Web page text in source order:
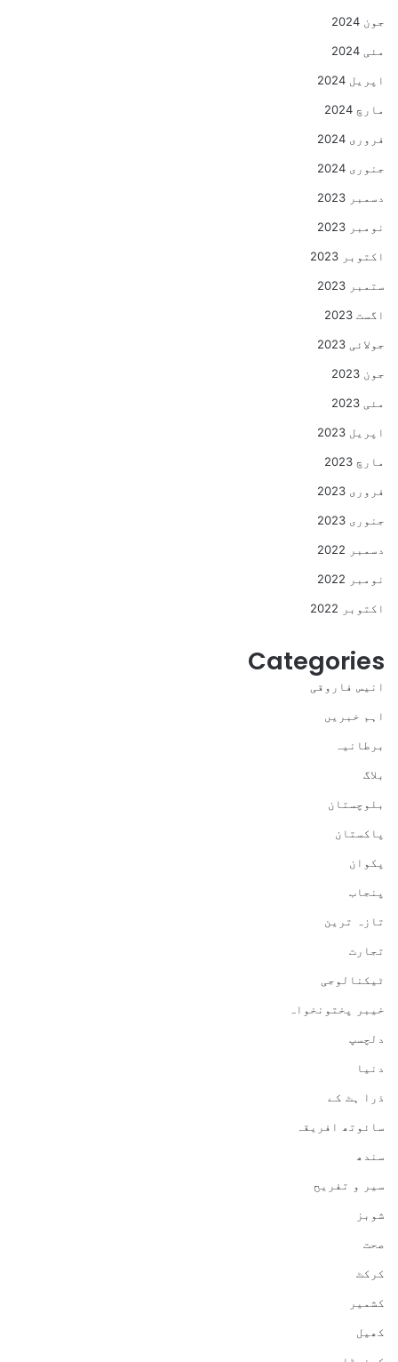
جون 2024
مئی 2024
اپریل 2024
مارچ 2024
فروری 2024
جنوری 2024
دسمبر 2023
نومبر 2023
اکتوبر 2023
ستمبر 2023
اگست 2023
جولائی 2023
جون 2023
مئی 2023
اپریل 2023
مارچ 2023
فروری 2023
جنوری 2023
دسمبر 2022
نومبر 2022
اکتوبر 2022
Categories
انیس فاروقی
اہم خبریں
برطانیہ
بلاگ
بلوچستان
پاکستان
پکوان
پنجاب
تازہ ترین
تجارت
ٹیکنالوجی
خیبر پختونخواہ
دلچسپ
دنیا
ذرا ہٹ کے
سائوتھ افریقہ
سندھ
سیر و تفریح
شوبز
صحت
کرکٹ
کشمیر
کھیل